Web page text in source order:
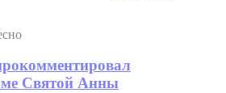
Святой Анны